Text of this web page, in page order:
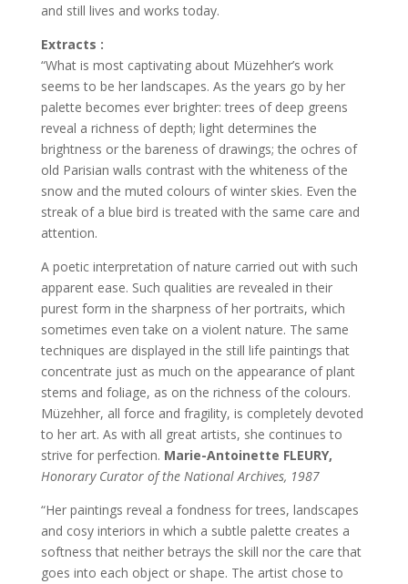
and still lives and works today.
Extracts :
“What is most captivating about Müzehher’s work
seems to be her landscapes. As the years go by her
palette becomes ever brighter: trees of deep greens
reveal a richness of depth; light determines the
brightness or the bareness of drawings; the ochres of
old Parisian walls contrast with the whiteness of the
snow and the muted colours of winter skies. Even the
streak of a blue bird is treated with the same care and
attention.
A poetic interpretation of nature carried out with such
apparent ease. Such qualities are revealed in their
purest form in the sharpness of her portraits, which
sometimes even take on a violent nature. The same
techniques are displayed in the still life paintings that
concentrate just as much on the appearance of plant
stems and foliage, as on the richness of the colours.
Müzehher, all force and fragility, is completely devoted
to her art. As with all great artists, she continues to
strive for perfection. Marie-Antoinette FLEURY,
Honorary Curator of the National Archives, 1987
“Her paintings reveal a fondness for trees, landscapes
and cosy interiors in which a subtle palette creates a
softness that neither betrays the skill nor the care that
goes into each object or shape. The artist chose to